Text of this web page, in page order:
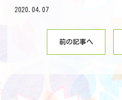
2020.04.07
前の記事へ